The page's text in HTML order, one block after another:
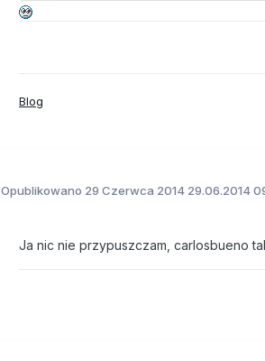
Blog
Opublikowano 29 Czerwca 2014 29.06.2014
Ja nic nie przypuszczam, carlosbueno